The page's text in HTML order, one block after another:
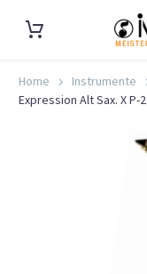
Home Instrumente
Expression Alt Sax. X P-2